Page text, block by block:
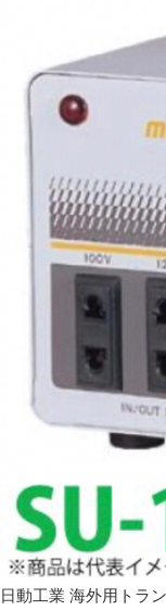
日動工業 海外用トラ